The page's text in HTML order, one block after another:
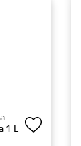
1 L